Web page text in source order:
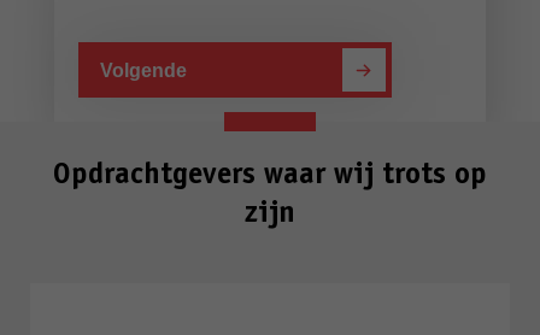
Opdrachtgevers waar wij trots op
zijn